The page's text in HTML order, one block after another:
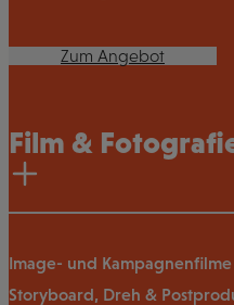
Zum Angebot
Film &
Image- und Kampagnenfilme
Storyboard, Dreh &